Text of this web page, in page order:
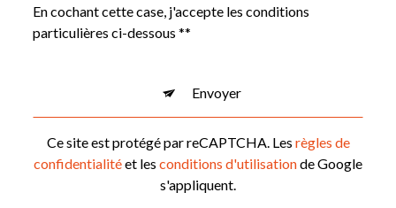
En cochant cette case, j'accepte les conditions
particulières ci-dessous **
Envoyer
Ce site est protégé par reCAPTCHA. Les règles de
confidentialitéet les conditions d'utilisationde Google
s'appliquent.